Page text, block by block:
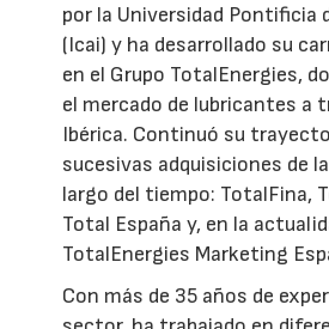
por la Universidad Pontificia
(Icai) y ha desarrollado su
en el Grupo TotalEnergies,
el mercado de lubricantes a
Ibérica. Continuó su
sucesivas adquisiciones de
largo del tiempo: TotalFina,
Total España y, en la
TotalEnergies Marketing
Con más de 35 años de